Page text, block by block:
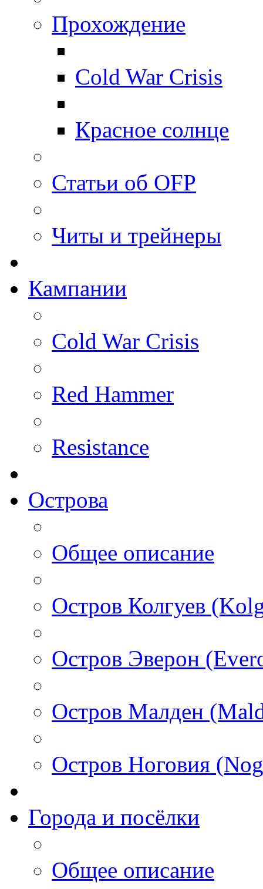
Прохождение
Cold War Crisis
Красное солнце
Статьи об OFP
Читы и трейнеры
Кампании
Cold War Crisis
Red Hammer
Resistance
Острова
Общее описание
Остров Колгуев
Остров Эверон
Остров Малден
Остров Ноговия
Города и посёлки
Общее описание